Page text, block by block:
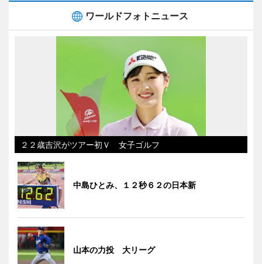
ワールドフォトニュース
２２歳吉沢がツアー初Ｖ 女子ゴルフ
中島ひとみ、１２秒６２の日本新
山本の力投 大リーグ